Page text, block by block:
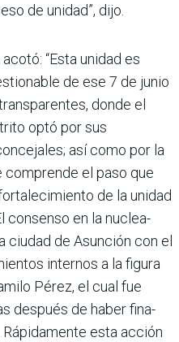
de unidad”, dijo.
“Esta uni­dad es
de ese 7 de junio
donde el
optó por sus
así como por la
comprende el paso que
de la unidad
consenso en la nuclea­
ciudad de Asunción con el
internos a la figura
Pérez, el cual fue
después de haber fina­
esta acción